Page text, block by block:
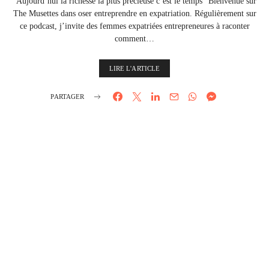
The Musettes dans oser entreprendre en expatriation. Régulièrement sur
ce podcast, j’invite des femmes expatriées entrepreneures à raconter
comment…
LIRE L'ARTICLE
PARTAGER